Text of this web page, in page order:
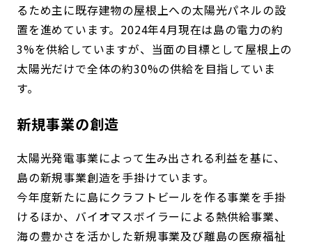
るため主に既存建物の屋根上への太陽光パネルの設
置を進めています。2024年4月現在は島の電力の約
3%を供給していますが、当面の目標として屋根上の
太陽光だけで全体の約30%の供給を目指していま
す。
新規事業の創造
太陽光発電事業によって生み出される利益を基に、
島の新規事業創造を手掛けています。
今年度新たに島にクラフトビールを作る事業を手掛
けるほか、バイオマスボイラーによる熱供給事業、
海の豊かさを活かした新規事業及び離島の医療福祉